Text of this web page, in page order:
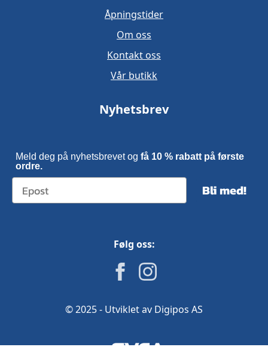
Åpningstider
Om oss
Kontakt oss
Vår butikk
Nyhetsbrev
Meld deg på nyhetsbrevet og få 10 % rabatt på første
ordre.
Bli med!
Følg oss:
© 2025 - Utviklet av Digipos AS